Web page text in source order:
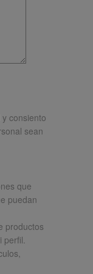
y consiento
sean
que
puedan
productos
perfil.